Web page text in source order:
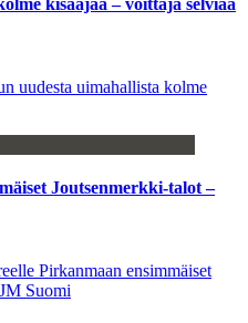
uudesta uimahallista kolme
Joutsenmerkki-talot –
Pirkanmaan ensimmäiset
Suomi